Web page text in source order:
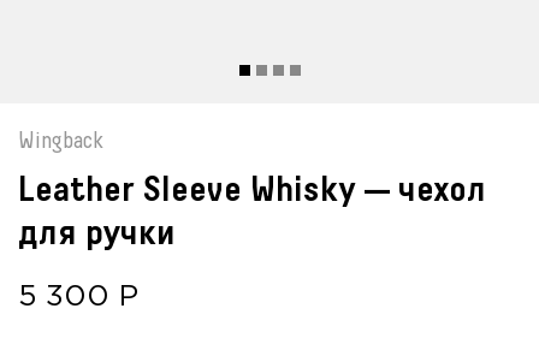
Wingback
Leather Sleeve Whisky — чехол
для ручки
5 300 Р